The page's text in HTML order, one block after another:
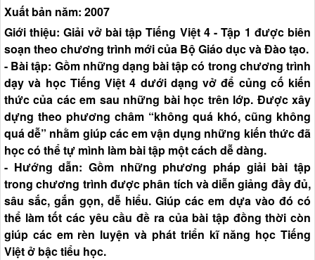
Xuất bản năm: 2007
Giới thiệu: Giải vở bài tập Tiếng Việt 4 - Tập 1 được biên
soạn theo chương trình mới của Bộ Giáo dục và Đào tạo.
- Bài tập: Gồm những dạng bài tập có trong chương trình
dạy và học Tiếng Việt 4 dưới dạng vở để củng cố kiến
thức của các em sau những bài học trên lớp. Được xây
dựng theo phương châm “không quá khó, cũng không
quá dễ” nhằm giúp các em vận dụng những kiến thức đã
học có thể tự mình làm bài tập một cách dễ dàng.
- Hướng dẫn: Gồm những phương pháp giải bài tập
trong chương trình được phân tích và diễn giảng đầy đủ,
sâu sắc, gắn gọn, dễ hiểu. Giúp các em dựa vào đó có
thể làm tốt các yêu cầu đề ra của bài tập đồng thời còn
giúp các em rèn luyện và phát triển kĩ năng học Tiếng
Việt ở bậc tiểu học.